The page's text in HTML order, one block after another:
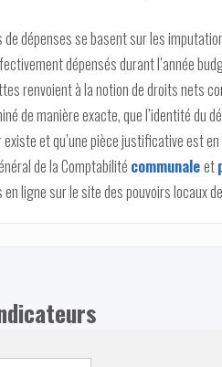
dépenses se basent sur les
dépensés durant l’année
renvoient à la notion de droits nets
de manière exacte, que l’identité du
existe et qu’une pièce justificative est
de la Comptabilité communaleet
ligne sur le site des pouvoirs locaux